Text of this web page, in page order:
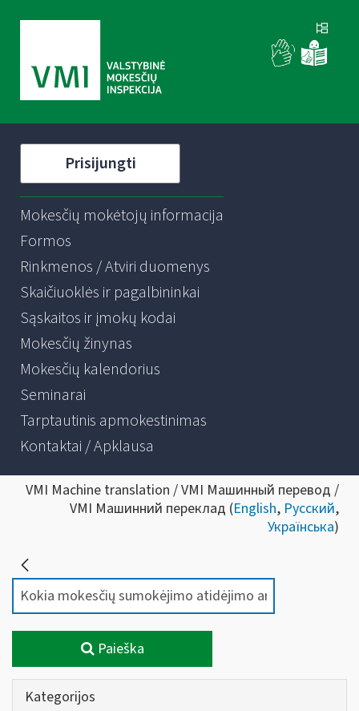
Prisijungti
Mokesčių mokėtojų informacija
Formos
Rinkmenos / Atviri duomenys
Skaičiuoklės ir pagalbininkai
Sąskaitos ir įmokų kodai
Mokesčių žinynas
Mokesčių kalendorius
Seminarai
Tarptautinis apmokestinimas
Kontaktai / Apklausa
VMI Machine translation / VMI Машинный перевод /
VMI Машинний переклад (English, Русский,
Українська)
Paieška
Kategorijos